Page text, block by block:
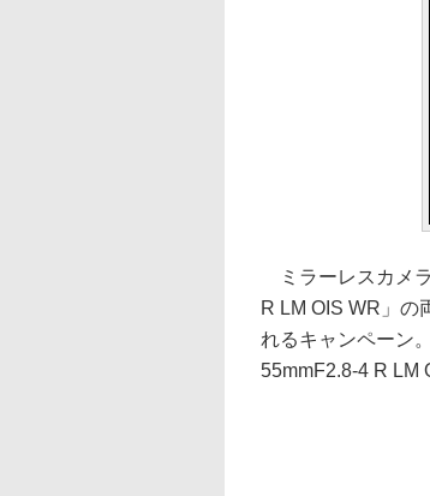
ミラーレスカメ
R LM OIS WR」の
れるキャンペーン
55mmF2.8-4 R LM